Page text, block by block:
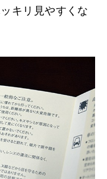
キリ見やすくな